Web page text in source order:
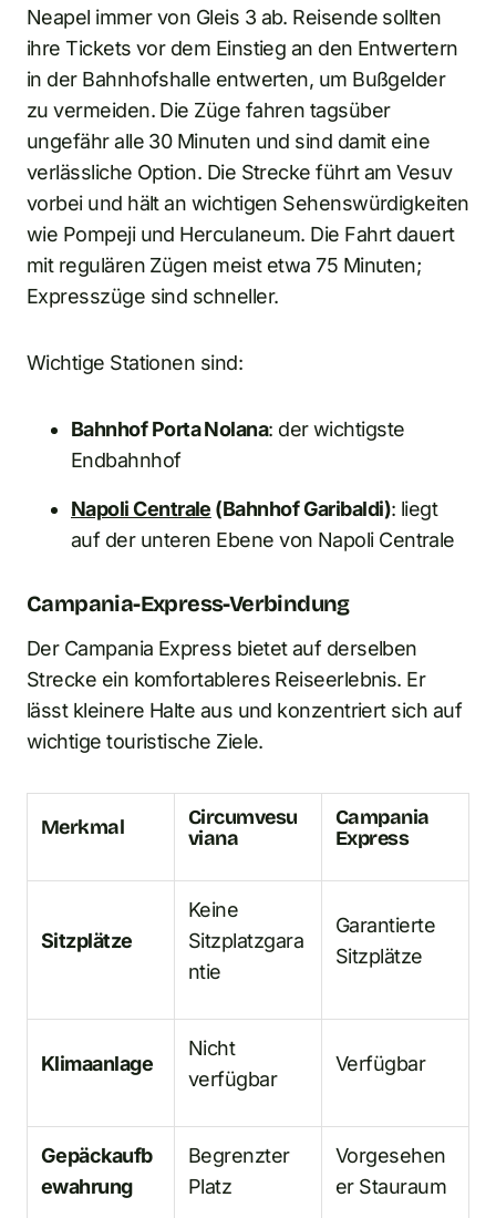
Neapel immer von Gleis 3 ab. Reisende sollten
ihre Tickets vor dem Einstieg an den Entwertern
in der Bahnhofshalle entwerten, um Bußgelder
zu vermeiden. Die Züge fahren tagsüber
ungefähr alle 30 Minuten und sind damit eine
verlässliche Option. Die Strecke führt am Vesuv
vorbei und hält an wichtigen Sehenswürdigkeiten
wie Pompeji und Herculaneum. Die Fahrt dauert
mit regulären Zügen meist etwa 75 Minuten;
Expresszüge sind schneller.
Wichtige Stationen sind:
Bahnhof Porta Nolana: der wichtigste
Endbahnhof
Napoli Centrale (Bahnhof Garibaldi): liegt
auf der unteren Ebene von Napoli Centrale
Campania-Express-Verbindung
Der Campania Express bietet auf derselben
Strecke ein komfortableres Reiseerlebnis. Er
lässt kleinere Halte aus und konzentriert sich auf
wichtige touristische Ziele.
Merkmal
Circumvesu
viana
Campania
Express
Sitzplätze
Keine
Sitzplatzgara
ntie
Garantierte
Sitzplätze
Klimaanlage
Nicht
verfügbar
Verfügbar
Gepäckaufb
ewahrung
Begrenzter
Platz
Vorgesehen
er Stauraum